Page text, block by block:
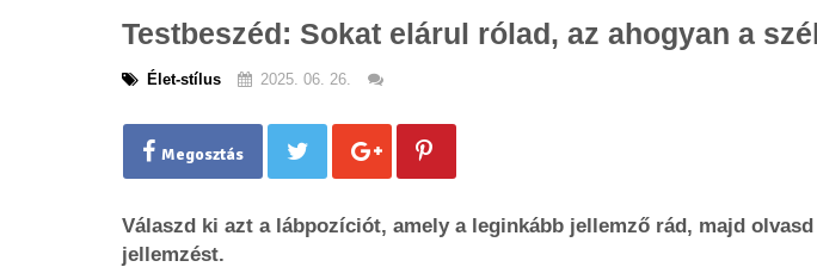
Testbeszéd: Sokat elárul rólad, az ahogyan a
Élet-stílus 2025. 06. 26.
Megosztás
Válaszd ki azt a lábpozíciót, amely a leginkább jellemző rád, majd
jellemzést.